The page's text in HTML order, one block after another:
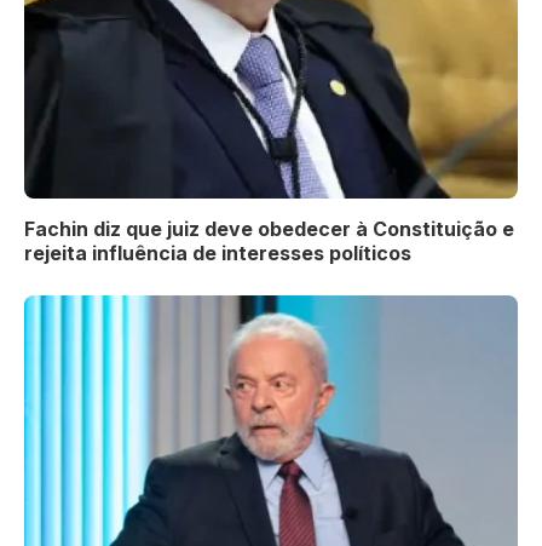
Fachin diz que juiz deve obedecer à Constituição e
rejeita influência de interesses políticos